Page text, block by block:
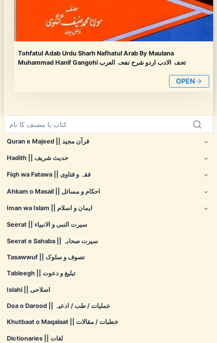
Tohfatul Adab Urdu Sharh Nafhatul Arab By Maulana
Muhammad Hanif Gangohi تحفۃ الادب اردو شرح نفحۃ العرب
OPEN
Quran e Majeed || قرآن مجید
Hadith || حدیث شریف
Fiqh wa Fatawa || فقہ و فتاوی
Ahkam o Masail || احکام و مسائل
Iman wa Islam || ایمان و اسلام
Seerat || سیرت النبی و الانبیاء
Seerat e Sahaba || سیرت صحابہ
Tasawwuf || تصوف و سلوک
Tableegh || تبلیغ و دعوت
Islahi || اصلاحی
Doa o Darood || عملیات / طب / ادعیہ
Khutbaat o Maqalaat || خطبات / مقالات
Dictionaries || لغات